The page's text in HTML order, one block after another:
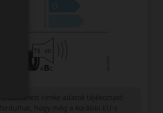
címke adatok tájékoztató
hogy még a korábbi EU-s